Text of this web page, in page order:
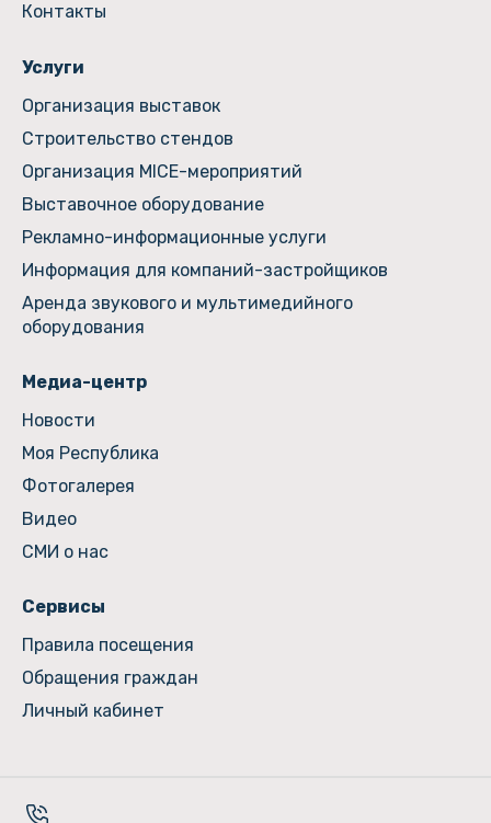
Контакты
Услуги
Организация выставок
Строительство стендов
Организация MICE-мероприятий
Выставочное оборудование
Рекламно-информационные услуги
Информация для компаний-застройщиков
Аренда звукового и мультимедийного
оборудования
Медиа-центр
Новости
Моя Республика
Фотогалерея
Видео
СМИ о нас
Сервисы
Правила посещения
Обращения граждан
Личный кабинет